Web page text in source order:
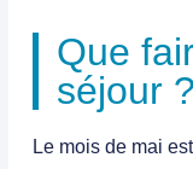
Que
séjour ?
Le mois de mai